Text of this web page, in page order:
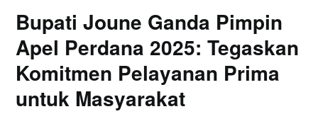
Bupati Joune Ganda Pimpin
Apel Perdana 2025: Tegaskan
Komitmen Pelayanan Prima
untuk Masyarakat